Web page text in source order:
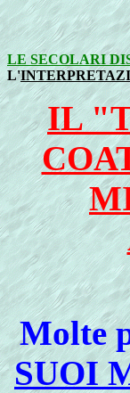
LE SECOLARI
L'
IL
Molte
SUOI